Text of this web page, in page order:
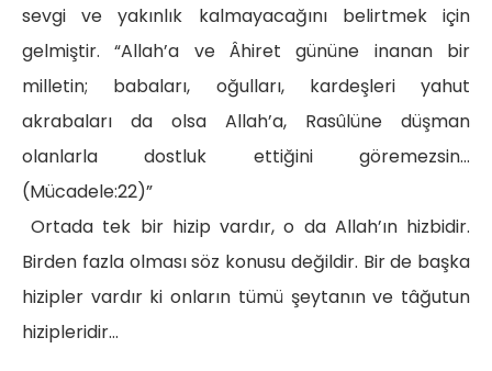
sevgi ve yakınlık kalmayacağını belirtmek için
gelmiştir. “Allah’a ve Âhiret gününe inanan bir
milletin; babaları, oğulları, kardeşleri yahut
akrabaları da olsa Allah’a, Rasûlüne düşman
olanlarla dostluk ettiğini göremezsin…
(Mücadele:22)”
Ortada tek bir hizip vardır, o da Allah’ın hizbidir.
Birden fazla olması söz konusu değildir. Bir de başka
hizipler vardır ki onların tümü şeytanın ve tâğutun
hizipleridir…